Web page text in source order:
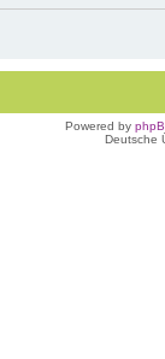
Powered by
Deutsche